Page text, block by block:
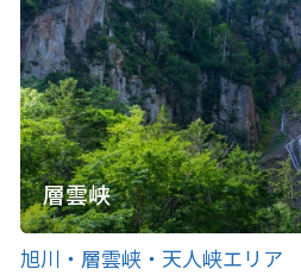
層雲峡
旭川・層雲峡・天人峡エリア